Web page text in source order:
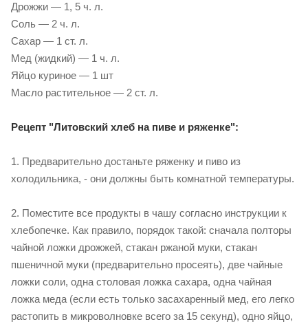
Дрожжи — 1, 5 ч. л.
Соль — 2 ч. л.
Сахар — 1 ст. л.
Мед (жидкий) — 1 ч. л.
Яйцо куриное — 1 шт
Масло растительное — 2 ст. л.
Рецепт "Литовский хлеб на пиве и ряженке":
1. Предварительно достаньте ряженку и пиво из
холодильника, - они должны быть комнатной температуры.
2. Поместите все продукты в чашу согласно инструкции к
хлебопечке. Как правило, порядок такой: сначала полторы
чайной ложки дрожжей, стакан ржаной муки, стакан
пшеничной муки (предварительно просеять), две чайные
ложки соли, одна столовая ложка сахара, одна чайная
ложка меда (если есть только засахаренный мед, его легко
растопить в микроволновке всего за 15 секунд), одно яйцо,